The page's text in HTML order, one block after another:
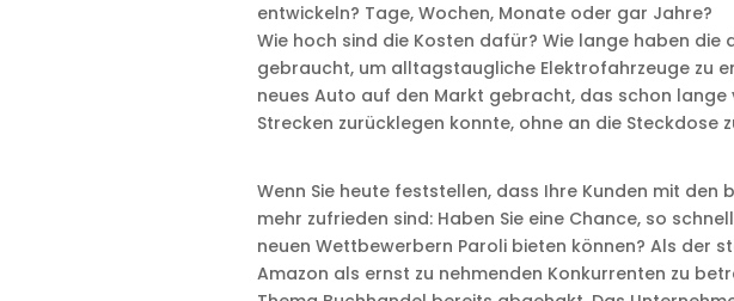
entwickeln? Tage, Wochen, Monate oder gar Jahre?
Wie hoch sind die Kosten dafür? Wie lange haben
gebraucht, um alltagstaugliche Elektrofahrzeuge zu
neues Auto auf den Markt gebracht, das schon
Strecken zurücklegen konnte, ohne an die Steckdose
Wenn Sie heute feststellen, dass Ihre Kunden mit den
mehr zufrieden sind: Haben Sie eine Chance, so
neuen Wettbewerbern Paroli bieten können? Als der
Amazon als ernst zu nehmenden Konkurrenten zu